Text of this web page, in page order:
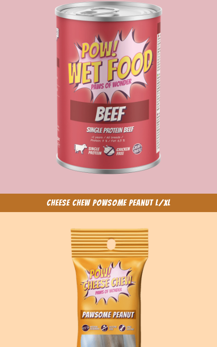
Cheese Chew Powsome Peanut L/XL